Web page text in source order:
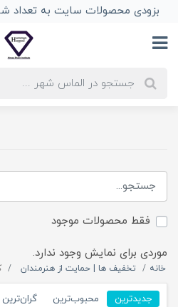
بزودی محصولات سایت به تعداد
فقط محصولات موجود
موردی برای نمایش وجود ندارد.
خانه تخفیف ها | حمایت از هنرمندان
جدیدترین محبوب‌ترین گران‌ترین